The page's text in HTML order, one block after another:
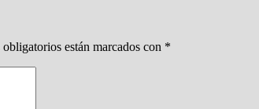
están marcados con *